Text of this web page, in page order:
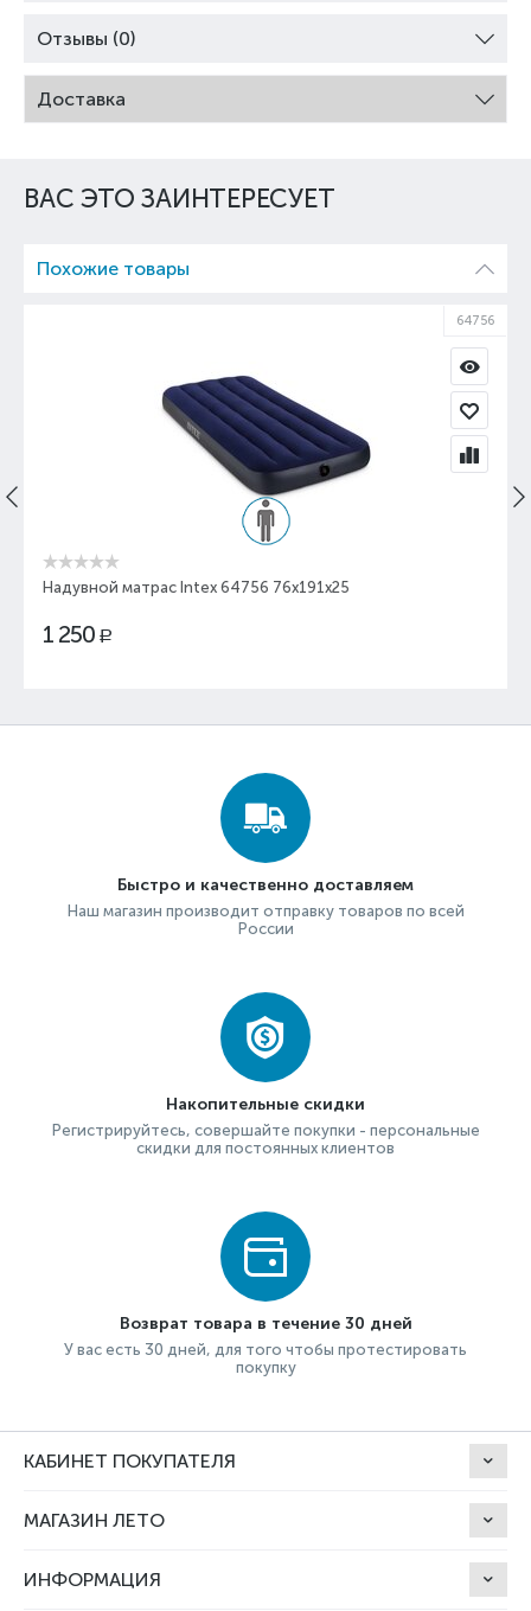
Отзывы (0)
Доставка
ВАС ЭТО ЗАИНТЕРЕСУЕТ
Похожие товары
64756
Надувной матрас Intex 64756 76x191x25
1 250 Р
Быстро и качественно доставляем
Наш магазин производит отправку товаров по всей
России
Накопительные скидки
Регистрируйтесь, совершайте покупки - персональные
скидки для постоянных клиентов
Возврат товара в течение 30 дней
У вас есть 30 дней, для того чтобы протестировать
покупку
КАБИНЕТ ПОКУПАТЕЛЯ
МАГАЗИН ЛЕТО
ИНФОРМАЦИЯ